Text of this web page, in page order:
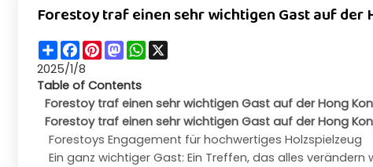
Forestoy traf einen sehr wichtigen Gast auf der
ShareFacebook
Pinterest
Mastodon
WhatsApp
X
2025/1/8
Table of Contents
Forestoy traf einen sehr wichtigen Gast auf der Hong
Forestoy traf einen sehr wichtigen Gast auf der Hong
Forestoys Engagement für hochwertiges Holzspielzeug
Ein ganz wichtiger Gast: Ein Treffen, das alles verändern